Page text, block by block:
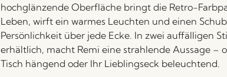
hochglänzende Oberfläche bringt die Retro-
Leben, wirft ein warmes Leuchten und einen
Persönlichkeit über jede Ecke. In zwei auffälligen
erhältlich, macht Remi eine strahlende Aussage –
Tisch hängend oder Ihr Lieblingseck beleuchtend.